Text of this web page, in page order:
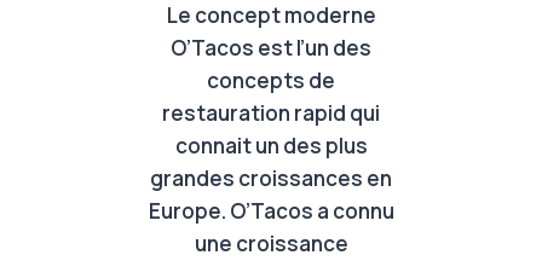
Le concept moderne
O’Tacos est l’un des
concepts de
restauration rapid qui
connait un des plus
grandes croissances en
Europe. O’Tacos a connu
une croissance